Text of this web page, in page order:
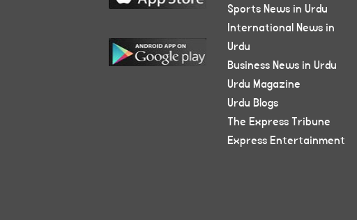
Sports News in Urdu
International News in
Urdu
Business News in Urdu
Urdu Magazine
Urdu Blogs
The Express Tribune
Express Entertainment